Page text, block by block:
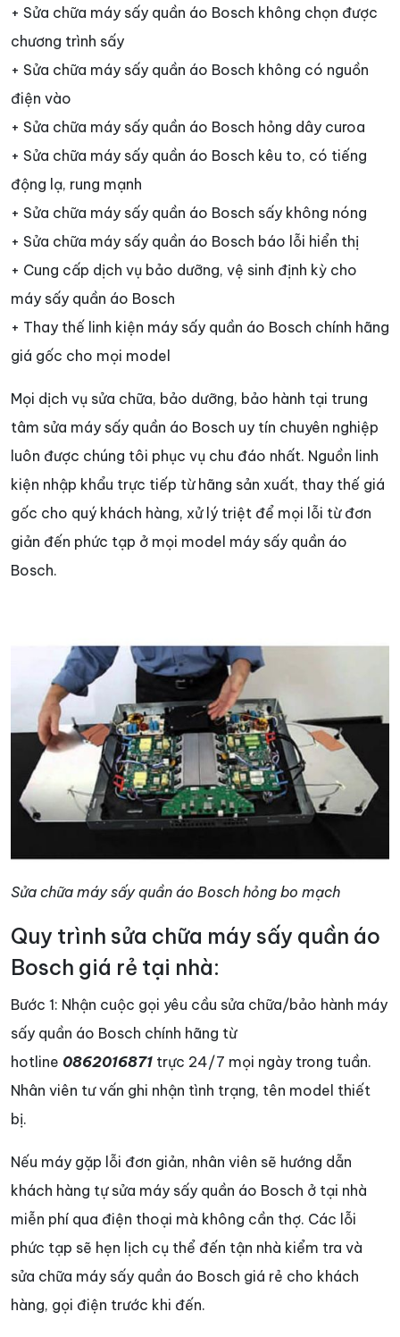
+ Sửa chữa máy sấy quần áo Bosch không chọn được
chương trình sấy
+ Sửa chữa máy sấy quần áo Bosch không có nguồn
điện vào
+ Sửa chữa máy sấy quần áo Bosch hỏng dây curoa
+ Sửa chữa máy sấy quần áo Bosch kêu to, có tiếng
động lạ, rung mạnh
+ Sửa chữa máy sấy quần áo Bosch sấy không nóng
+ Sửa chữa máy sấy quần áo Bosch báo lỗi hiển thị
+ Cung cấp dịch vụ bảo dưỡng, vệ sinh định kỳ cho
máy sấy quần áo Bosch
+ Thay thế linh kiện máy sấy quần áo Bosch chính hãng
giá gốc cho mọi model
Mọi dịch vụ sửa chữa, bảo dưỡng, bảo hành tại trung
tâm sửa máy sấy quần áo Bosch uy tín chuyên nghiệp
luôn được chúng tôi phục vụ chu đáo nhất. Nguồn linh
kiện nhập khẩu trực tiếp từ hãng sản xuất, thay thế giá
gốc cho quý khách hàng, xử lý triệt để mọi lỗi từ đơn
giản đến phức tạp ở mọi model máy sấy quần áo
Bosch.
Sửa chữa máy sấy quần áo Bosch hỏng bo mạch
Quy trình sửa chữa máy sấy quần áo
Bosch giá rẻ tại nhà:
Bước 1: Nhận cuộc gọi yêu cầu sửa chữa/bảo hành máy
sấy quần áo Bosch chính hãng từ
hotline 0862016871 trực 24/7 mọi ngày trong tuần.
Nhân viên tư vấn ghi nhận tình trạng, tên model thiết
bị.
Nếu máy gặp lỗi đơn giản, nhân viên sẽ hướng dẫn
khách hàng tự sửa máy sấy quần áo Bosch ở tại nhà
miễn phí qua điện thoại mà không cần thợ. Các lỗi
phức tạp sẽ hẹn lịch cụ thể đến tận nhà kiểm tra và
sửa chữa máy sấy quần áo Bosch giá rẻ cho khách
hàng, gọi điện trước khi đến.